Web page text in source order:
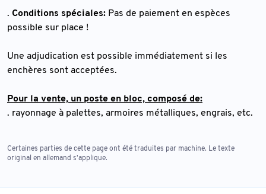
. Conditions spéciales: Pas de paiement en espèces
possible sur place !
Une adjudication est possible immédiatement si les
enchères sont acceptées.
Pour la vente, un poste en bloc, composé de:
. rayonnage à palettes, armoires métalliques, engrais, etc.
Certaines parties de cette page ont été traduites par machine. Le texte
original en allemand s'applique.